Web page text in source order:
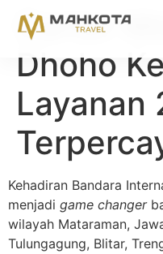
Carter
Dhoho
Layanan
Kehadiran Bandara
menjadi game changer
wilayah Mataraman,
Tulungagung, Blitar,